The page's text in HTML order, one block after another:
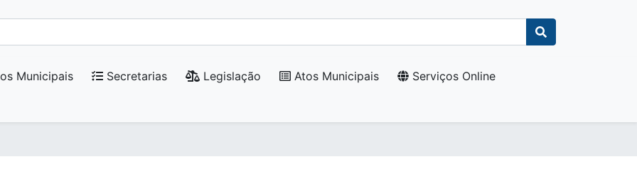
Municipais Secretarias Legislação Atos Municipais
Serviços Online